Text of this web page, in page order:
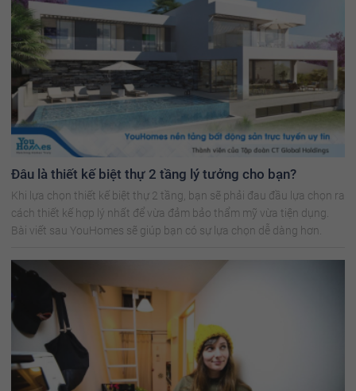
Đâu là thiết kế biệt thự 2 tầng lý tưởng cho bạn?
Khi lựa chọn thiết kế biệt thự 2 tầng, bạn sẽ phải đau đầu lựa chọn ra
cách thiết kế hợp lý nhất để vừa đảm bảo thẩm mỹ vừa tiện dụng.
Bài viết sau YouHomes sẽ giúp bạn có sự lựa chọn dễ dàng hơn.